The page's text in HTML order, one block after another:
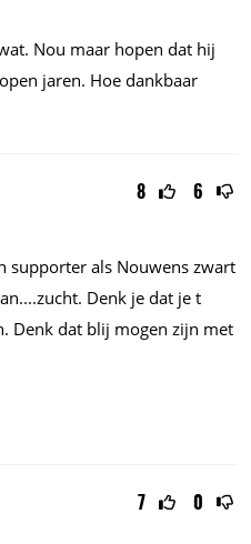
Nou maar hopen dat hij
jaren. Hoe dankbaar
8 6
supporter als Nouwens zwart
Denk je dat je t
Denk dat blij mogen zijn met
7 0